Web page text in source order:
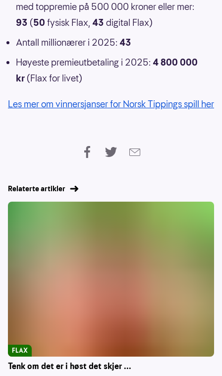
med toppremie på 500 000 kroner eller mer:
93 (50 fysisk Flax, 43 digital Flax)
Antall millionærer i 2025: 43
Høyeste premieutbetaling i 2025: 4 800 000
kr (Flax for livet)
Les mer om vinnersjanser for Norsk Tippings spill her
Relaterte artikler
Tenk om det er i høst det skjer ...
FLAX